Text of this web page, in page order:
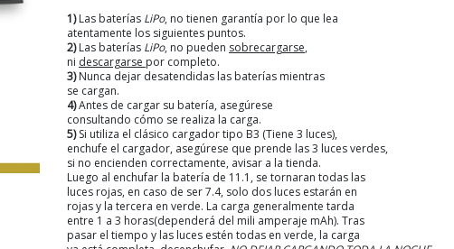
1)Las baterías LiPo, no tienen garantía por lo que lea
atentamente los siguientes puntos.
2)Las baterías LiPo, no pueden sobrecargarse,
ni descargarse por completo.
3)Nunca dejar desatendidas las baterías mientras
se cargan.
4)Antes de cargar su batería, asegúrese
consultando cómo se realiza la carga.
5)Si utiliza el clásico cargador tipo B3 (Tiene 3 luces),
enchufe el cargador, asegúrese que prende las 3 luces verdes,
si no encienden correctamente, avisar a la tienda.
Luego al enchufar la batería de 11.1, se tornaran todas las
luces rojas, en caso de ser 7.4, solo dos luces estarán en
rojas y la tercera en verde. La carga generalmente tarda
entre 1 a 3 horas(dependerá del mili amperaje mAh). Tras
pasar el tiempo y las luces estén todas en verde, la carga